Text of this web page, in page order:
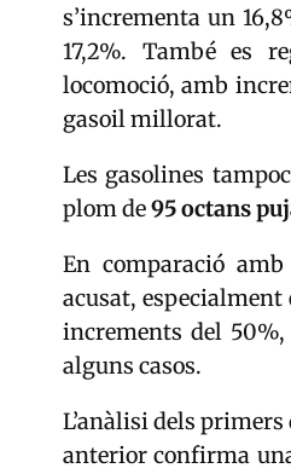
s’incrementa un
17,2%. També es
locomoció, amb
gasoil millorat.
Les gasolines
plom de95 octans
En comparació
acusat, especialment
increments del
alguns casos.
L’anàlisi dels
anterior confirma